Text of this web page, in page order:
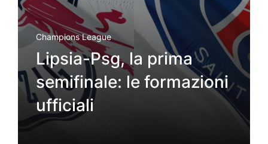
Champions League
Lipsia-Psg, la prima
semifinale: le formazioni
ufficiali